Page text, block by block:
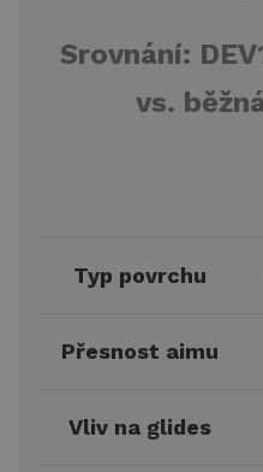
Srovnání:
vs.
Typ povrchu
Přesnost aimu
Vliv na glides